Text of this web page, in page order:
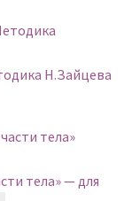
Н.Зайцева
тела» — для